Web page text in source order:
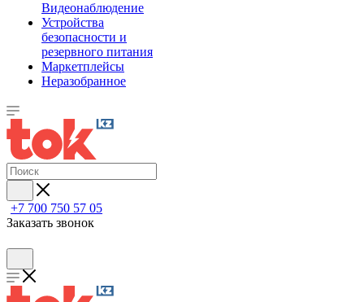
Видеонаблюдение
Устройства
безопасности и
резервного питания
Маркетплейсы
Неразобранное
+7 700 750 57 05
Заказать звонок